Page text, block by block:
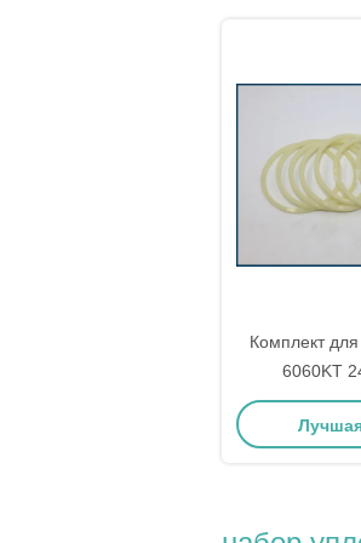
Комплект
6060KT
соединения